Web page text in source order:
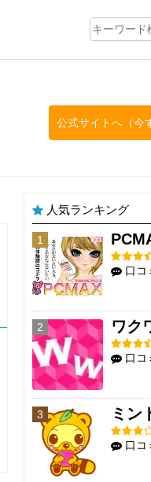
公式サイトへ（今
人気ランキング
1
口コ
2 ワク
口コ
3 ミン
口コ